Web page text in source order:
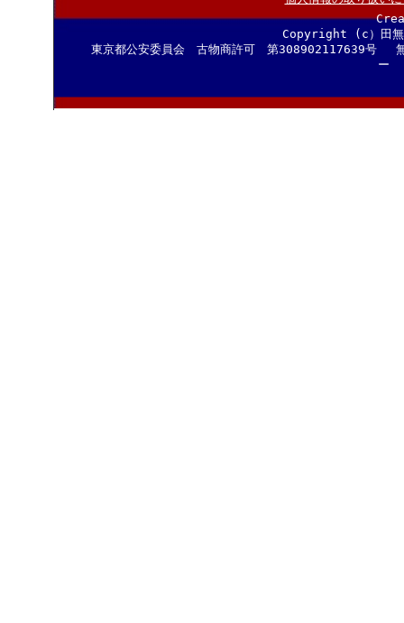
Copyright (c）田
東京都公安委員会 古物商許可 第308902117639号